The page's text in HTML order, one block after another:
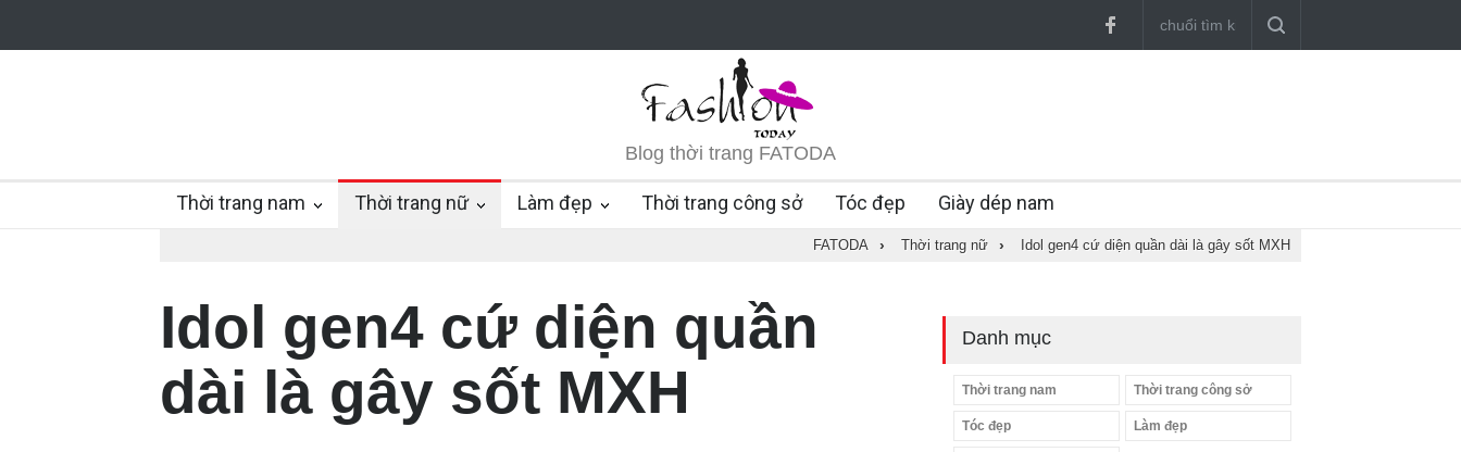
Blog thời trang FATODA
Thời trang nam Thời trang nữ Làm đẹp Thời trang công sở Tóc đẹp Giày dép nam
FATODA › Thời trang nữ › Idol gen4 cứ diện quần dài là gây sốt MXH
Idol gen4 cứ diện quần
dài là gây sốt MXH
Danh mục
Thời trang nam Thời trang công sở
Tóc đẹp Làm đẹp